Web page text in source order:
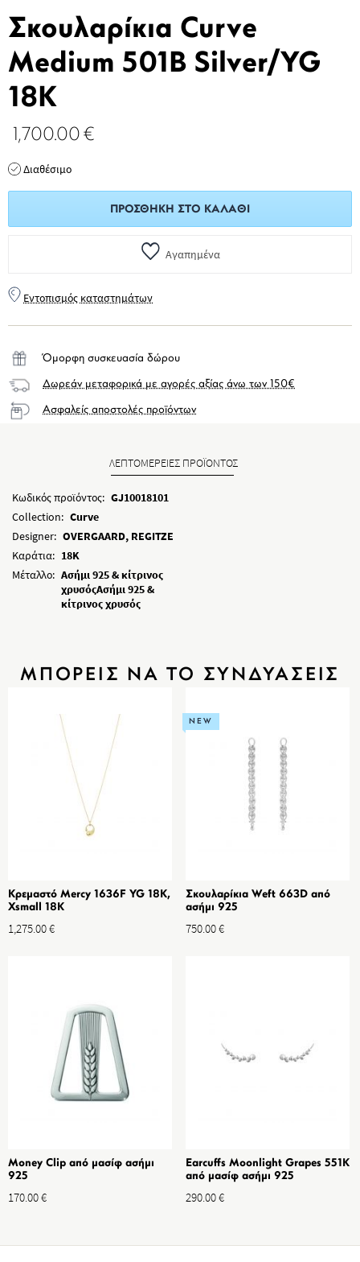
Σκουλαρίκια Curve
Medium 501B Silver/YG
18K
1,700.00 €
Διαθέσιμο
ΠΡΟΣΘΉΚΗ ΣΤΟ ΚΑΛΆΘΙ
Αγαπημένα
Εντοπισμός καταστημάτων
Όμορφη συσκευασία δώρου
Δωρεάν μεταφορικά με αγορές αξίας άνω των 150€
Ασφαλείς αποστολές προϊόντων
ΛΕΠΤΟΜΕΡΕΙΕΣ ΠΡΟΪΟΝΤΟΣ
Κωδικός προϊόντος: GJ10018101
Collection: Curve
Designer: OVERGAARD, REGITZE
Καράτια: 18K
Μέταλλο: Ασήμι 925 & κίτρινος
χρυσόςΑσήμι 925 &
κίτρινος χρυσός
ΜΠΟΡΕΙΣ ΝΑ ΤΟ ΣΥΝΔΥΑΣΕΙΣ
Κρεμαστό Mercy 1636F YG 18K,
Xsmall 18K
1,275.00€
NEW
Σκουλαρίκια Weft 663D από
ασήμι 925
750.00€
Money Clip από μασίφ ασήμι
925
170.00€
Earcuffs Moonlight Grapes 551K
από μασίφ ασήμι 925
290.00€